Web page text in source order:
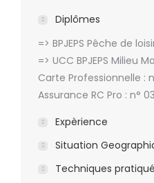
Diplômes
=> BPJEPS Pêche de
=> UCC BPJEPS Milieu
Carte Professionnelle :
Assurance RC Pro : n°
Expèrience
Situation
Techniques